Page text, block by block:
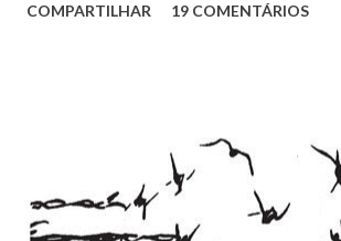
esperançar! A História do Brasil é feita de
COMPARTILHAR 19 COMENTÁRIOS